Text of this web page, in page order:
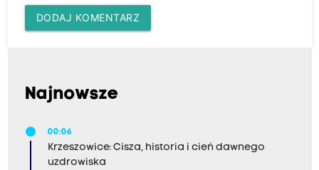
DODAJ KOMENTARZ
Najnowsze
00:06
Krzeszowice: Cisza, historia i cień dawnego
uzdrowiska